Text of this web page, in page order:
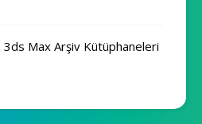
Max Arşiv Kütüphaneleri